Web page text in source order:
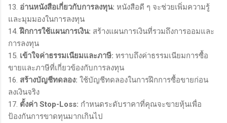
13. อ่านหนังสือเกี่ยวกับการลงทุน: หนังสือดี ๆ จะช่วยเพิ่มความรู้
และมุมมองในการลงทุน
14.ฝึกการใช้แผนการเงิน: สร้างแผนการเงินที่รวมถึงการออมและ
การลงทุน
15. เข้าใจค่าธรรมเนียมและภาษี: ทราบถึงค่าธรรมเนียมการซื้อ
ขายและภาษีที่เกี่ยวข้องกับการลงทุน
16. สร้างบัญชีทดลอง: ใช้บัญชีทดลองในการฝึกการซื้อขายก่อน
ลงเงินจริง
17. ตั้งค่า Stop-Loss: กำหนดระดับราคาที่คุณจะขายหุ้นเพื่อ
ป้องกันการขาดทุนมากเกินไป